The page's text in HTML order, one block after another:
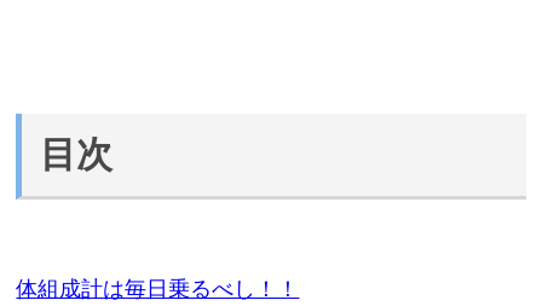
目次
体組成計は毎日乗るべし！！